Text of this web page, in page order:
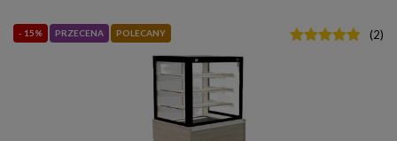
- 15% PRZECENA POLECANY (2)